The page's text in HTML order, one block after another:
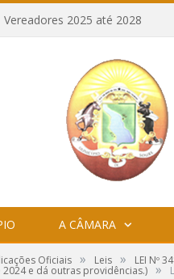
Vereadores 2025 até 2028
A CÂMARA
Oficiais » Leis » LEI Nº
e dá outras providências.) »